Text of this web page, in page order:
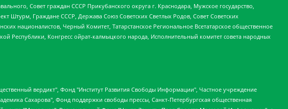
Совет граждан СССР Прикубанского округа г. Краснодара, Мужское государство,
Штурм, Граждане СССР, Держава Союз Советских Светлых Родов, Совет Советских
националистов, Черный Комитет, Татарстанское Региональное Всетатарское общественное
Республики, Конгресс ойрат-калмыцкого народа, Исполнительный комитет совета народных
"Чайка Белые сады", Ветошкина Валерия Валерьевна, Заговора Максим Александрович, Межрегиональное общественное движение "Российская ЛГБТ - сеть", Оленичев Максим Владимирович, Павлов Иван Юрьевич, Скворцова Елена Сергеевна, Общество с ограниченной ответственностью "Как бы инагент", Кочетков Игорь Викторович, Общество с ограниченной ответственностью "Честные выборы", Еланчик Олег Александрович, Общество с ограниченной ответственностью "Нобелевский призыв", Гималова Регина Эмилевна, Григорьев Андрей Валерьевич, Григорьева Алина Александровна, Ассоциация по содействию защите прав призывников, альтернативнослужащих и военнослужащих "Правозащитная группа "Гражданин.Армия.Право", Хисамова Регина Фаритовна, Автономная некоммерческая организация по реализации социально-правовых программ "Лилит", Дальневосточное общественное движение "Маяк", Санкт-Петербургская ЛГБТ-инициативная группа "Выход", Инициативная группа ЛГБТ+ "Реверс", Алексеев Андрей Викторович, Бекбулатова Таисия Львовна, Беляев Иван Михайлович, Владыкина Елена Сергеевна, Гельман Марат Александрович, Никульшина Вероника Юрьевна, Толоконникова Надежда Андреевна, Шендерович Виктор Анатольевич, Общество с ограниченной ответственностью "Данное сообщение", Общество с ограниченной ответственностью Издательский дом "Новая глава", Айнбиндер Александра Александровна, Московский комьюнити-центр для ЛГБТ+инициатив, Благотворительный фонд развития филантропии, Deutsche Welle (Германия, Kurt-Schumacher-Strasse 3, 53113 Bonn), Борзунова Мария Михайловна, Воробьев Виктор Викторович, Голубева Анна Львовна, Константинова Алла Михайловна, Малкова Ирина Владимировна, Мурадов Мурад Абдулгалимович, Осетинская Елизавета Николаевна, Понасенков Евгений Николаевич, Ганапольский Матвей Юрьевич, Киселев Евгений Алексеевич, Борухович Ирина Григорьевна, Дремин Иван Тимофеевич, Дубровский Дмитрий Викторович, Красноярская региональная общественная организация поддержки и развития альтернативных образовательных технологий и межкультурных коммуникаций "ИНТЕРРА", Маяковская Екатерина Алексеевна, Фейгин Марк Захарович, Филимонов Андрей Викторович, Дзугкоева Регина Николаевна, Доброхотов Роман Александрович, Дудь Юрий Александрович, Елкин Сергей Владимирович, Кругликов Кирилл Игоревич, Сабунаева Мария Леонидовна, Семенов Алексей Владимирович, Шаинян Карен Багратович, Шульман Екатерина Михайловна, Асафьев Артур Валерьевич, Вахштайн Виктор Семенович, Венедиктов Алексей Алексеевич, Лушникова Екатерина Евгеньевна, Волков Леонид Михайлович, Невзоров Александр Глебович, Пархоменко Сергей Борисович, Сироткин Ярослав Николаевич, Кара-Мурза Владимир Владимирович, Баранова Наталья Владимировна, Гозман Леонид Яковлевич, Кагарлицкий Борис Юльевич, Климарев Михаил Валерьевич, Милов Владимир Станиславович, Автономная некоммерческая организация Краснодарский центр современного искусства "Типография", Моргенштерн Алишер Тагирович, Соболь Любовь Эдуардовна, Общество с ограниченной ответственностью "ЛИЗА НОРМ", Каспаров Гарри Кимович, Ходорковский Михаил Борисович, Общество с ограниченной ответственностью "Апрельские тезисы", Данилович Ирина Брониславовна, Кашин Олег Владимирович, Петров Николай Владимирович, Пивоваров Алексей Владимирович, Соколов Михаил Владимирович, Цветкова Юлия Владимировна, Чичваркин Евгений Александрович, Комитет против пыток/Команда против пыток, Общество с ограниченной ответственностью "Первый научный", Общество с ограниченной ответственностью "Вертолет и ко", Белоцерковская Вероника Борисовна, Кац Максим Евгеньевич, Лазарева Татьяна Юрьевна, Шаведдинов Руслан Табризович, Яшин Илья Валерьевич, Общество с ограниченной ответственностью "Иноагент ААВ", Алешковский Дмитрий Петрович, Альбац Евгения Марковна, Быков Дмитрий Львович, Галямина Юлия Евгеньевна, Лойко Сергей Леонидович, Мартынов Кирилл Константинович, Медведев Сергей Александрович, Крашенинников Федор Геннадиевич, Гордеева Катерина Вл